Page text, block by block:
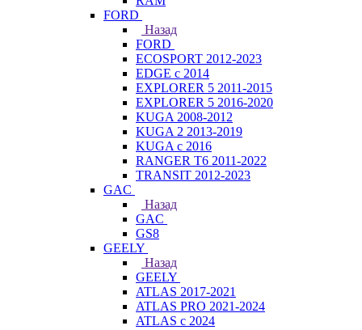
FORD
Назад
FORD
ECOSPORT 2012-2023
EDGE c 2014
EXPLORER 5 2011-2015
EXPLORER 5 2016-2020
KUGA 2008-2012
KUGA 2 2013-2019
KUGA с 2016
RANGER T6 2011-2022
TRANSIT 2012-2023
GAC
Назад
GAC
GS8
GEELY
Назад
GEELY
ATLAS 2017-2021
ATLAS PRO 2021-2024
ATLAS с 2024